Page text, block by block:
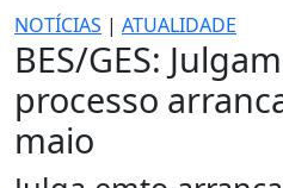
NOTÍCIAS | ATUALIDADE
BES/GES:
processo
maio